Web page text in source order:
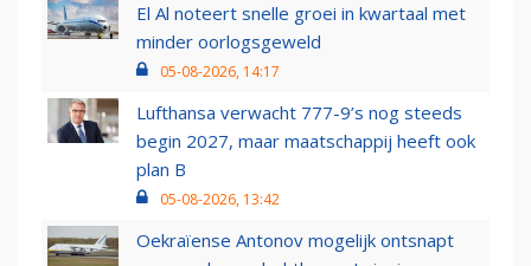
El Al noteert snelle groei in kwartaal met
minder oorlogsgeweld
05-08-2026, 14:17
Lufthansa verwacht 777-9’s nog steeds
begin 2027, maar maatschappij heeft ook
plan B
05-08-2026, 13:42
Oekraïense Antonov mogelijk ontsnapt